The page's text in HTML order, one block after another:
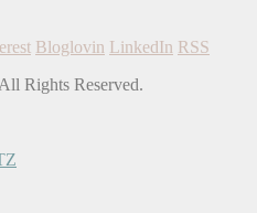
Bloglovin LinkedIn RSS
Rights Reserved.